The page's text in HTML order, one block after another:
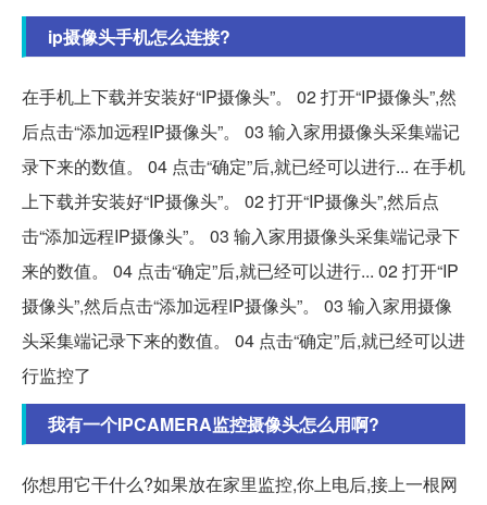
ip摄像头手机怎么连接?
在手机上下载并安装好“IP摄像头”。 02 打开“IP摄像头”,然
后点击“添加远程IP摄像头”。 03 输入家用摄像头采集端记
录下来的数值。 04 点击“确定”后,就已经可以进行... 在手机
上下载并安装好“IP摄像头”。 02 打开“IP摄像头”,然后点
击“添加远程IP摄像头”。 03 输入家用摄像头采集端记录下
来的数值。 04 点击“确定”后,就已经可以进行... 02 打开“IP
摄像头”,然后点击“添加远程IP摄像头”。 03 输入家用摄像
头采集端记录下来的数值。 04 点击“确定”后,就已经可以进
行监控了
我有一个IPCAMERA监控摄像头怎么用啊?
你想用它干什么?如果放在家里监控,你上电后,接上一根网